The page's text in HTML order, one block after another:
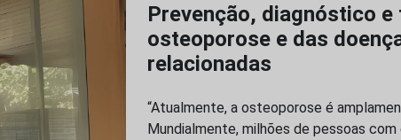
Prevenção, diagnóstico
osteoporose e das
relacionadas
“Atualmente, a osteoporose é
Mundialmente, milhões de pessoas